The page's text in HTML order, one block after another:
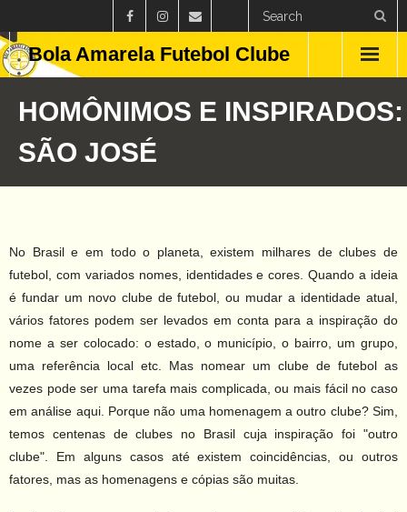
Bola Amarela Futebol Clube
Países
Feminino
Curiosidades
Blog
Contato
HOMÔNIMOS E INSPIRADOS:
SÃO JOSÉ
No Brasil e em todo o planeta, existem milhares de clubes de
futebol, com variados nomes, identidades e cores. Quando a ideia
é fundar um novo clube de futebol, ou mudar a identidade atual,
vários fatores podem ser levados em conta para a inspiração do
nome a ser colocado: o estado, o município, o bairro, um grupo,
uma referência local etc. Mas nomear um clube de futebol as
vezes pode ser uma tarefa mais complicada, ou mais fácil no caso
em análise aqui. Porque não uma homenagem a outro clube? Sim,
temos centenas de clubes no Brasil cuja inspiração foi "outro
clube". Em alguns casos até existem coincidências, ou outros
fatores, mas as homenagens e cópias são muitas.